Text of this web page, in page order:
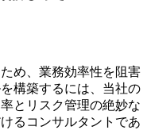
め、業務効率性を阻害
構築するには、当社の
とリスク管理の絶妙な
るコンサルタントであ